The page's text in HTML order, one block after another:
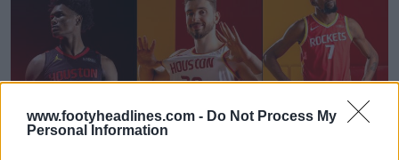
www.footyheadlines.com - Do Not Process My
Personal Information